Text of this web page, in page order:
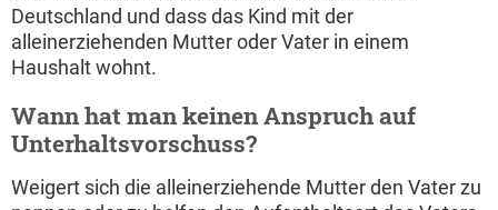
Deutschland und dass das Kind mit der
alleinerziehenden Mutter oder Vater in einem
Haushalt wohnt.
Wann hat man keinen Anspruch auf
Unterhaltsvorschuss?
Weigert sich die alleinerziehende Mutter den Vater zu